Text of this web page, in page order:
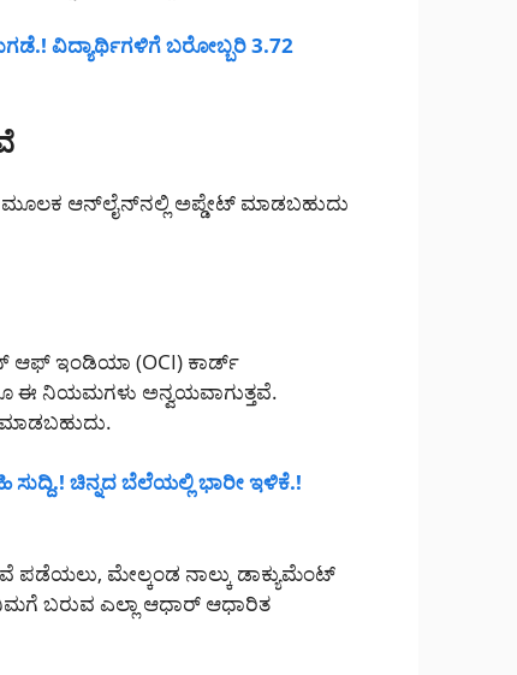
ವಿದ್ಯಾರ್ಥಿಗಳಿಗೆ ಬರೋಬ್ಬರಿ 3.72
ಮೂಲಕ ಆನ್‌ಲೈನ್‌ನಲ್ಲಿ ಅಪ್ಡೇಟ್ ಮಾಡಬಹುದು
ಆಫ್ ಇಂಡಿಯಾ (OCI) ಕಾರ್ಡ್‌
ಈ ನಿಯಮಗಳು ಅನ್ವಯವಾಗುತ್ತವೆ.
ಚಿನ್ನದ ಬೆಲೆಯಲ್ಲಿ ಭಾರೀ ಇಳಿಕೆ.!
ಪಡೆಯಲು, ಮೇಲ್ಕಂಡ ನಾಲ್ಕು ಡಾಕ್ಯುಮೆಂಟ್
ಬರುವ ಎಲ್ಲಾ ಆಧಾರ್ ಆಧಾರಿತ